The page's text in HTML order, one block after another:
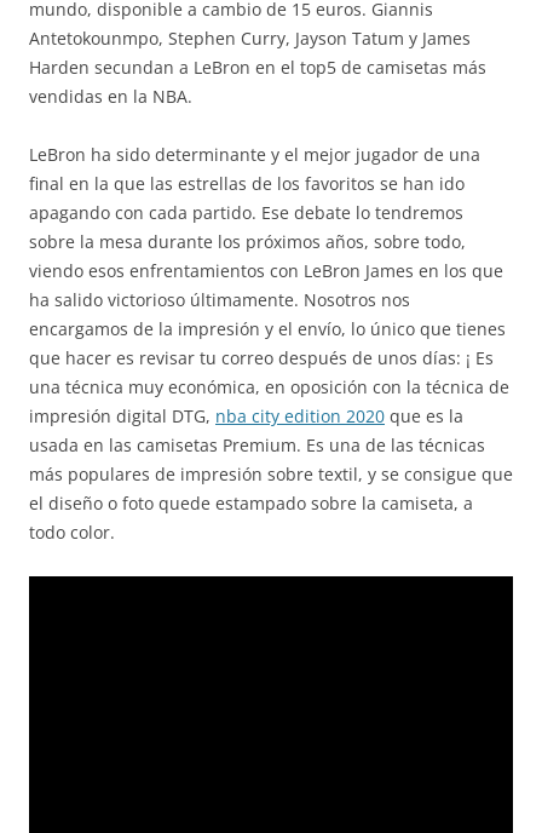
mundo, disponible a cambio de 15 euros. Giannis
Antetokounmpo, Stephen Curry, Jayson Tatum y James
Harden secundan a LeBron en el top5 de camisetas más
vendidas en la NBA.
LeBron ha sido determinante y el mejor jugador de una
final en la que las estrellas de los favoritos se han ido
apagando con cada partido. Ese debate lo tendremos
sobre la mesa durante los próximos años, sobre todo,
viendo esos enfrentamientos con LeBron James en los que
ha salido victorioso últimamente. Nosotros nos
encargamos de la impresión y el envío, lo único que tienes
que hacer es revisar tu correo después de unos días: ¡ Es
una técnica muy económica, en oposición con la técnica de
impresión digital DTG, nba city edition 2020 que es la
usada en las camisetas Premium. Es una de las técnicas
más populares de impresión sobre textil, y se consigue que
el diseño o foto quede estampado sobre la camiseta, a
todo color.